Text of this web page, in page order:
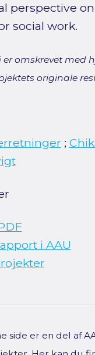
perspective
social work.
er omskrevet med
originale
;
i AAU
side er en del af